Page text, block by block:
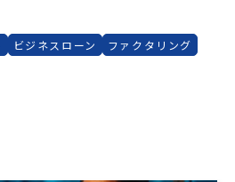
ビジネスローン
ファクタリング